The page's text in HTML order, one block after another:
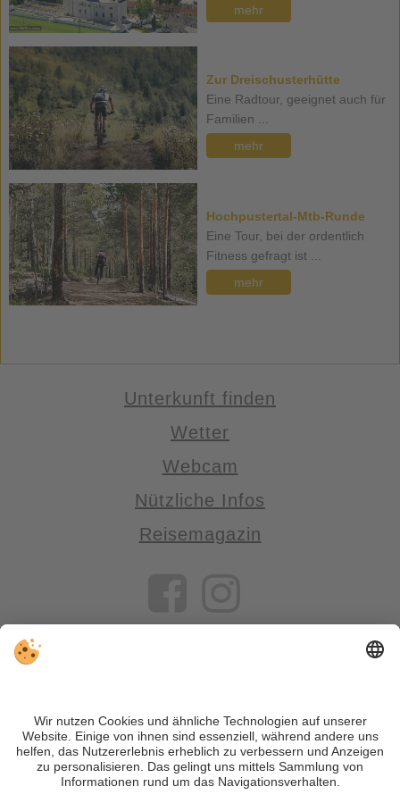
mehr
Zur Dreischusterhütte
Eine Radtour, geeignet auch für
Familien ...
mehr
Hochpustertal-Mtb-Runde
Eine Tour, bei der ordentlich
Fitness gefragt ist ...
mehr
Unterkunft finden
Wetter
Webcam
Nützliche Infos
Reisemagazin
VIVOSüdtirol ist das Reiseportal für alle, die Südtirol nicht nur
besuchen, sondern wirklich erleben wollen – inklusive Tipps,
tollen Unterkünften und Angeboten.